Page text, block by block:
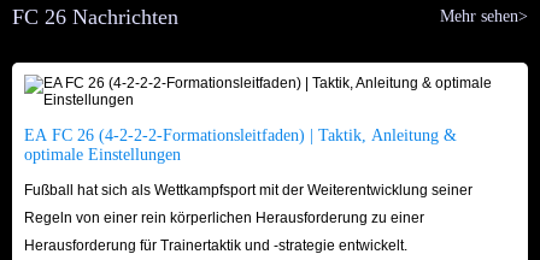
FC 26 Nachrichten Mehr sehen>
EA FC 26 (4-2-2-2-Formationsleitfaden) | Taktik, Anleitung &
optimale Einstellungen
Fußball hat sich als Wettkampfsport mit der Weiterentwicklung seiner
Regeln von einer rein körperlichen Herausforderung zu einer
Herausforderung für Trainertaktik und -strategie entwickelt.